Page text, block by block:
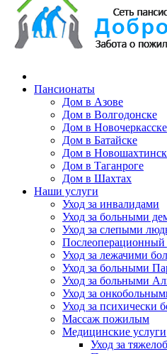
Пансионаты
Дом в Азове
Дом в Волгодонске
Дом в Новочеркасске
Дом в Батайске
Дом в
Дом в Таганроге
Дом в Шахтах
Наши услуги
Уход за инвалидами
Уход за больными
Уход за слепыми
Послеоперационный
Уход за лежачими
Уход за больными
Уход за больными
Уход за
Уход за психически
Массаж пожилым
Медицинские услуги
Уход за